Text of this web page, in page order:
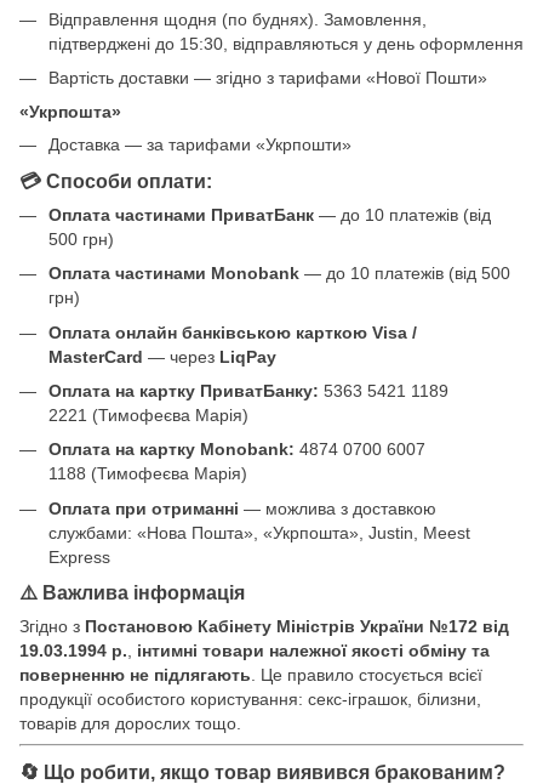
Відправлення щодня (по буднях). Замовлення,
підтверджені до 15:30, відправляються у день оформлення
Вартість доставки — згідно з тарифами «Нової Пошти»
«Укрпошта»
Доставка — за тарифами «Укрпошти»
💳 Способи оплати:
Оплата частинами ПриватБанк — до 10 платежів (від
500 грн)
Оплата частинами Monobank — до 10 платежів (від 500
грн)
Оплата онлайн банківською карткою Visa /
MasterCard — через LiqPay
Оплата на картку ПриватБанку: 5363 5421 1189
2221 (Тимофеєва Марія)
Оплата на картку Monobank: 4874 0700 6007
1188 (Тимофеєва Марія)
Оплата при отриманні — можлива з доставкою
службами: «Нова Пошта», «Укрпошта», Justin, Meest
Express
⚠️ Важлива інформація
Згідно з Постановою Кабінету Міністрів України №172 від
19.03.1994 р.
інтимні товари належної якості обміну та
поверненню не підлягають . Це правило стосується всієї
продукції особистого користування: секс-іграшок, білизни,
товарів для дорослих тощо.
🔄 Що робити, якщо товар виявився бракованим?